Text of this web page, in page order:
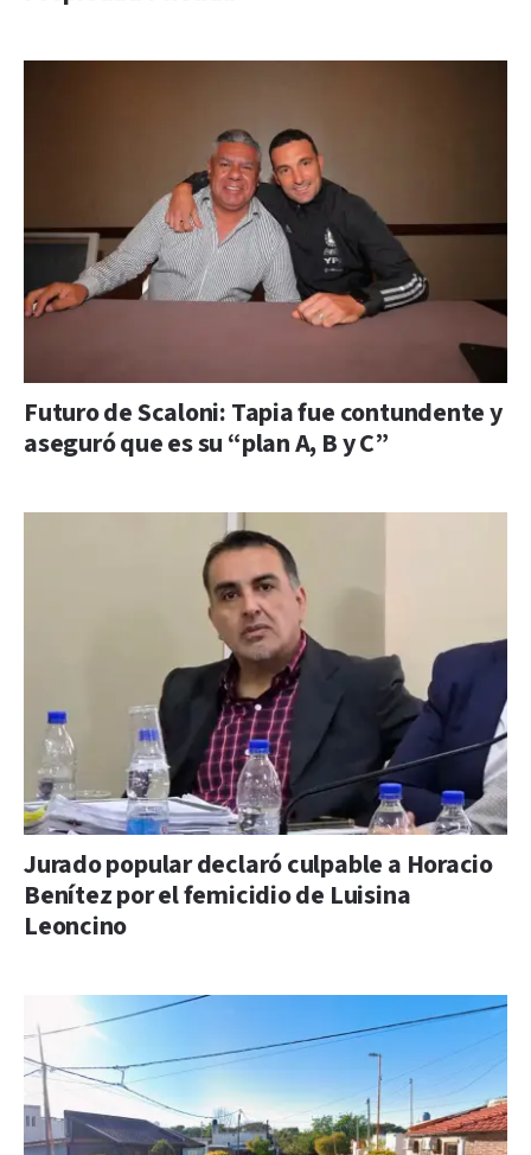
Futuro de Scaloni: Tapia fue contundente y
aseguró que es su “plan A, B y C”
Jurado popular declaró culpable a Horacio
Benítez por el femicidio de Luisina
Leoncino